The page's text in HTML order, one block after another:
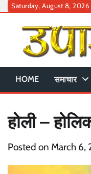
Skip
content
Saturday, August 8, 2026
HOME समाचार
होली –
Posted on March 6,